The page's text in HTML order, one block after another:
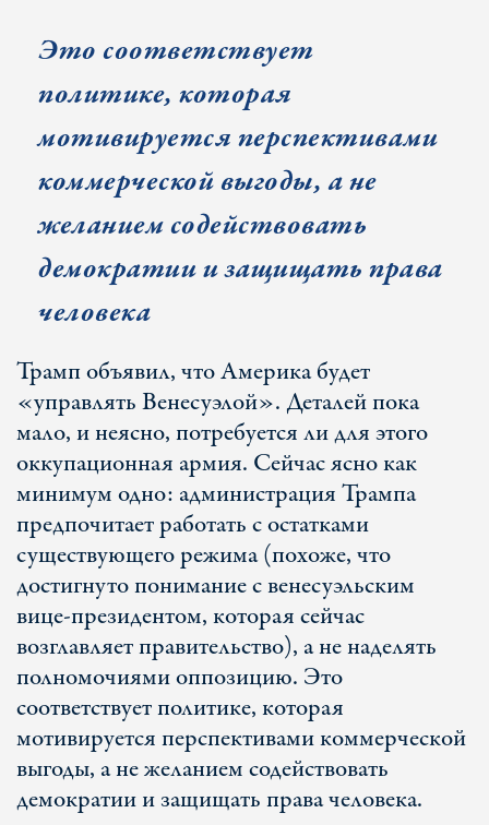
Это соответствует
политике, которая
мотивируется перспективами
коммерческой выгоды, а не
желанием содействовать
демократии и защищать права
человека
Трамп объявил, что Америка будет
«управлять Венесуэлой». Деталей пока
мало, и неясно, потребуется ли для этого
оккупационная армия. Сейчас ясно как
минимум одно: администрация Трампа
предпочитает работать с остатками
существующего режима (похоже, что
достигнуто понимание с венесуэльским
вице-президентом, которая сейчас
возглавляет правительство), а не наделять
полномочиями оппозицию. Это
соответствует политике, которая
мотивируется перспективами коммерческой
выгоды, а не желанием содействовать
демократии и защищать права человека.